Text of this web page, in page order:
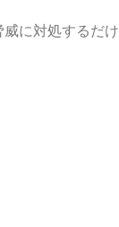
に対処するだ